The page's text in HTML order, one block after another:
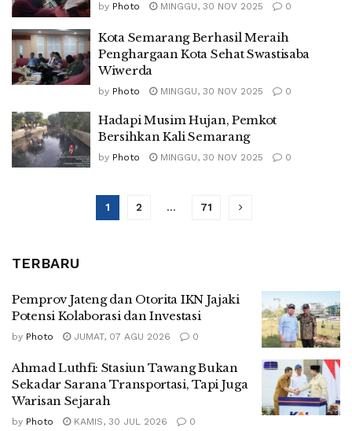
by Photo MINGGU, 30 NOV 2025 0
Kota Semarang Berhasil Meraih
Penghargaan Kota Sehat Swastisaba
Wiwerda
by Photo MINGGU, 30 NOV 2025 0
Hadapi Musim Hujan, Pemkot
Bersihkan Kali Semarang
by Photo MINGGU, 30 NOV 2025 0
1 2 … 71
TERBARU
Pemprov Jateng dan Otorita IKN Jajaki
Potensi Kolaborasi dan Investasi
by Photo JUMAT, 07 AGU 2026 0
Ahmad Luthfi: Stasiun Tawang Bukan
Sekadar Sarana Transportasi, Tapi Juga
Warisan Sejarah
by Photo KAMIS, 30 JUL 2026 0